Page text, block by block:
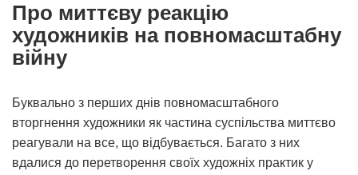
Про миттєву реакцію
художників на повномасштабну
війну
Буквально з перших днів повномасштабного
вторгнення художники як частина суспільства миттєво
реагували на все, що відбувається. Багато з них
вдалися до перетворення своїх художніх практик у